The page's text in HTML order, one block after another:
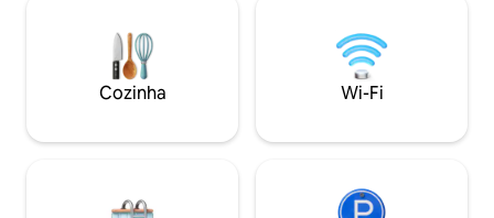
pé de farmácias , supermercados, casas
de comida Zona tranquila
espetacular do
para se desligar
totalmente com
Cozinha Wi-Fi